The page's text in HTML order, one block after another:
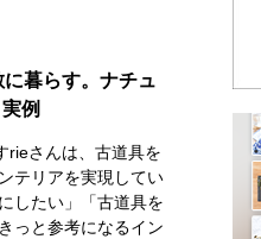
暮らす。ナチュ
例
rieさんは、古道具を
テリアを実現してい
したい」「古道具を
っと参考になるイン